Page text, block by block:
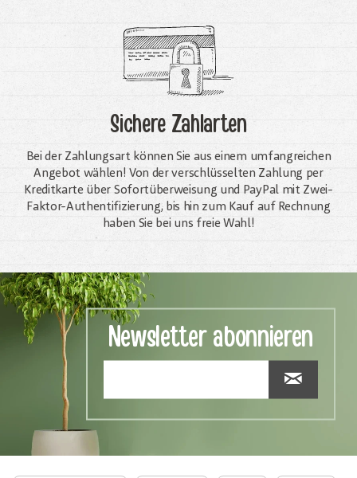
Sichere Zahlarten
Bei der Zahlungsart können Sie aus einem umfangreichen
Angebot wählen! Von der verschlüsselten Zahlung per
Kreditkarte über Sofortüberweisung und PayPal mit Zwei-
Faktor-Authentifizierung, bis hin zum Kauf auf Rechnung
haben Sie bei uns freie Wahl!
Newsletter abonnieren